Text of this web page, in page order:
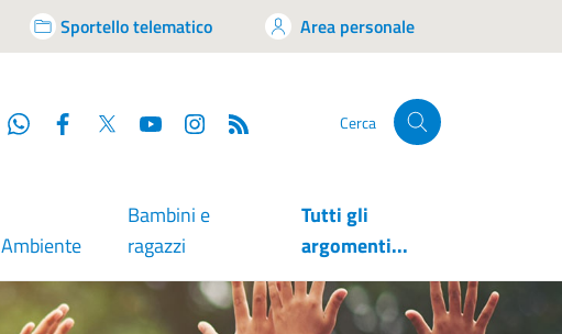
Sportello telematico Area personale
WhatsappFacebook
Twitter YouTube Cerca
Ambiente
Bambini e
ragazzi
Tutti gli
argomenti...